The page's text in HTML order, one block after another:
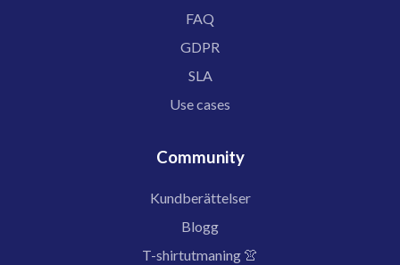
FAQ
GDPR
SLA
Use cases
Community
Kundberättelser
Blogg
T-shirtutmaning 👚